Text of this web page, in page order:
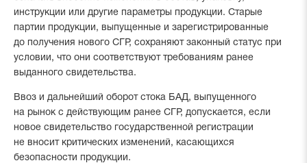
инструкции или другие параметры продукции. Старые
партии продукции, выпущенные и зарегистрированные
до получения нового СГР, сохраняют законный статус при
условии, что они соответствуют требованиям ранее
выданного свидетельства.
Ввоз и дальнейший оборот стока БАД, выпущенного
на рынок с действующим ранее СГР, допускается, если
новое свидетельство государственной регистрации
не вносит критических изменений, касающихся
безопасности продукции.